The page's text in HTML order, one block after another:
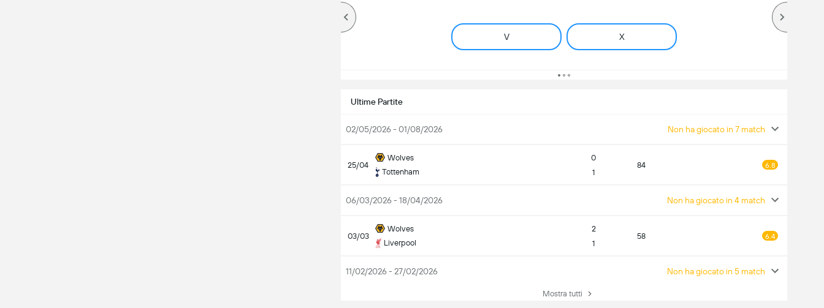
V X
Ultime Partite
02/05/2026 - 01/08/2026 Non ha giocato in 7 match
25/04
Wolves
Tottenham
0
1
84 6.8
06/03/2026 - 18/04/2026 Non ha giocato in 4 match
03/03
Wolves
Liverpool
2
1
58 6.4
11/02/2026 - 27/02/2026 Non ha giocato in 5 match
Mostra tutti